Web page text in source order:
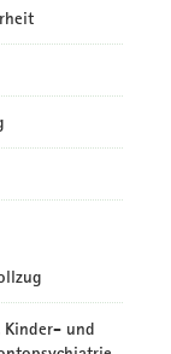
Kinder- und